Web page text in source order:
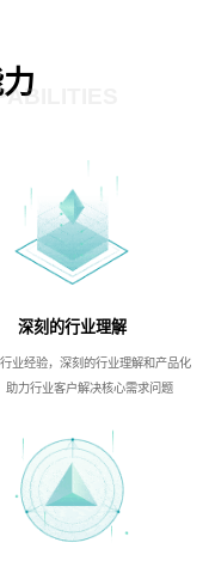
深刻的行业理解
业经验，深刻的行业理解和产品化
助力行业客户解决核心需求问题